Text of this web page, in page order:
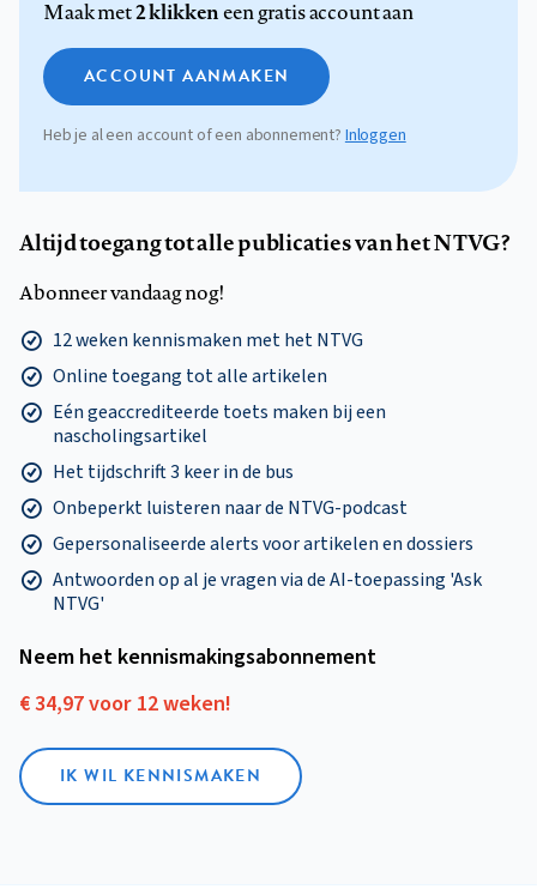
Maak met2 klikkeneen gratis account aan
ACCOUNT AANMAKEN
Heb je al een account of een abonnement? Inloggen
Altijd toegang tot alle publicaties van het NTVG?
Abonneer vandaag nog!
12 weken kennismaken met het NTVG
Online toegang tot alle artikelen
Eén geaccrediteerde toets maken bij een
nascholingsartikel
Het tijdschrift 3 keer in de bus
Onbeperkt luisteren naar de NTVG-podcast
Gepersonaliseerde alerts voor artikelen en dossiers
Antwoorden op al je vragen via de AI-toepassing 'Ask
NTVG'
Neem het kennismakings­abonnement
€ 34,97 voor 12 weken!
IK WIL KENNISMAKEN